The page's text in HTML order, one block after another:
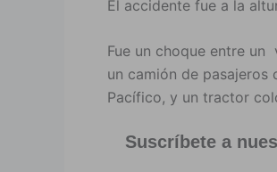
El accidente fue a la
Fue un choque entre
un camión de pasajeros
Pacífico, y un tractor
Suscríbete a